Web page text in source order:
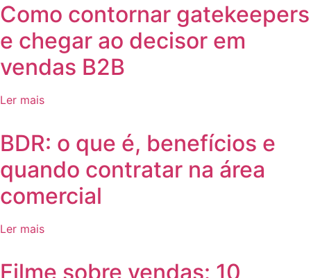
Como contornar gatekeepers
e chegar ao decisor em
vendas B2B
Ler mais
BDR: o que é, benefícios e
quando contratar na área
comercial
Ler mais
Filme sobre vendas: 10